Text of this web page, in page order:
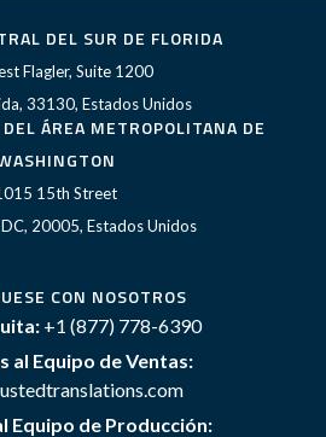
DEL SUR DE FLORIDA
Flagler, Suite 1200
33130, Estados Unidos
ÁREA METROPOLITANA DE
15th Street
20005, Estados Unidos
CON NOSOTROS
+1 (877) 778-6390
al Equipo de Ventas:
Equipo de Producción: